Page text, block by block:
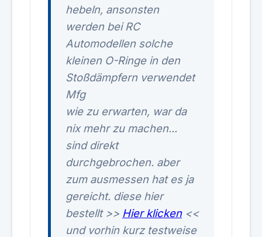
hebeln, ansonsten
werden bei RC
Automodellen solche
kleinen O-Ringe in den
Stoßdämpfern verwendet
Mfg
wie zu erwarten, war da
nix mehr zu machen...
sind direkt
durchgebrochen. aber
zum ausmessen hat es ja
gereicht. diese hier
bestellt >> Hier klicken<<
und vorhin kurz testweise